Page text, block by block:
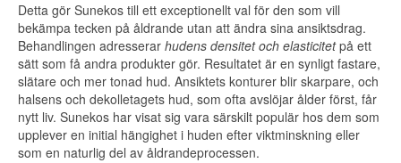
Detta gör Sunekos till ett exceptionellt val för den som vill
bekämpa tecken på åldrande utan att ändra sina ansiktsdrag.
Behandlingen adresserar hudens densitet och elasticitetpå ett
sätt som få andra produkter gör. Resultatet är en synligt fastare,
slätare och mer tonad hud. Ansiktets konturer blir skarpare, och
halsens och dekolletagets hud, som ofta avslöjar ålder först, får
nytt liv. Sunekos har visat sig vara särskilt populär hos dem som
upplever en initial hängighet i huden efter viktminskning eller
som en naturlig del av åldrandeprocessen.